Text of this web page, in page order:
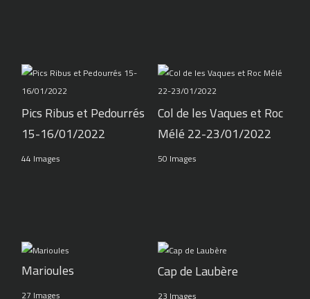
Pics Ribus et Pedourrés
15-16/01/2022
44 Images
Col de les Vaques et Roc
Mélé 22-23/01/2022
50 Images
Marioules
27 Images
Cap de Laubère